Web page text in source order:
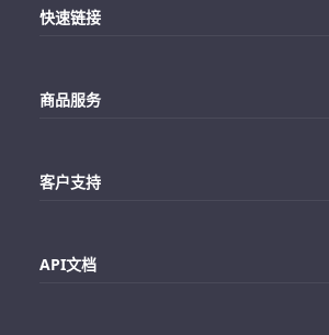
快速链接
订单查询
商品服务
Facebook账号购买
客户支持
API文档